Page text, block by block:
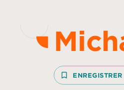
bookmark_border ENREGISTRER